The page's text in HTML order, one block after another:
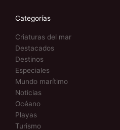
Categorías
Criaturas del mar
Destacados
Destinos
Especiales
Mundo marítimo
Noticias
Océano
Playas
Turismo